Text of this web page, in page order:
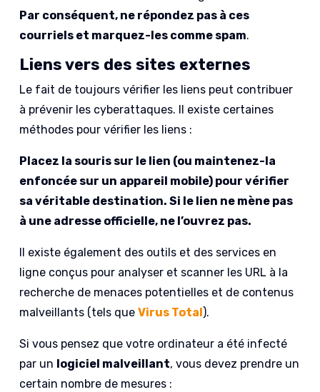
Par conséquent, ne répondez pas à ces
courriels et marquez-les comme spam.
Liens vers des sites externes
Le fait de toujours vérifier les liens peut contribuer
à prévenir les cyberattaques. Il existe certaines
méthodes pour vérifier les liens :
Placez la souris sur le lien (ou maintenez-la
enfoncée sur un appareil mobile) pour vérifier
sa véritable destination. Si le lien ne mène pas
à une adresse officielle, ne l’ouvrez pas.
Il existe également des outils et des services en
ligne conçus pour analyser et scanner les URL à la
recherche de menaces potentielles et de contenus
malveillants (tels queVirus Total).
Si vous pensez que votre ordinateur a été infecté
par un logiciel malveillant, vous devez prendre un
certain nombre de mesures :